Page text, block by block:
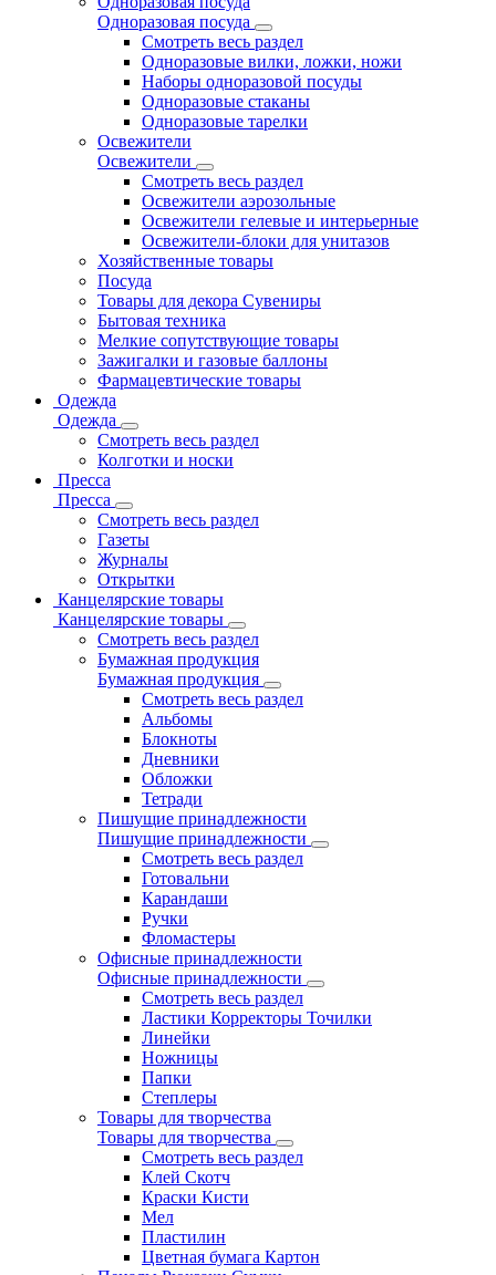
Одноразовая посуда
Смотреть весь раздел
Одноразовые вилки, ложки, ножи
Наборы одноразовой посуды
Одноразовые стаканы
Одноразовые тарелки
Освежители
Освежители
Смотреть весь раздел
Освежители аэрозольные
Освежители гелевые и интерьерные
Освежители-блоки для унитазов
Хозяйственные товары
Посуда
Товары для декора Сувениры
Бытовая техника
Мелкие сопутствующие товары
Зажигалки и газовые баллоны
Фармацевтические товары
Одежда
Одежда
Смотреть весь раздел
Колготки и носки
Пресса
Пресса
Смотреть весь раздел
Газеты
Журналы
Открытки
Канцелярские товары
Канцелярские товары
Смотреть весь раздел
Бумажная продукция
Бумажная продукция
Смотреть весь раздел
Альбомы
Блокноты
Дневники
Обложки
Тетради
Пишущие принадлежности
Пишущие принадлежности
Смотреть весь раздел
Готовальни
Карандаши
Ручки
Фломастеры
Офисные принадлежности
Офисные принадлежности
Смотреть весь раздел
Ластики Корректоры Точилки
Линейки
Ножницы
Папки
Степлеры
Товары для творчества
Товары для творчества
Смотреть весь раздел
Клей Скотч
Краски Кисти
Мел
Пластилин
Цветная бумага Картон